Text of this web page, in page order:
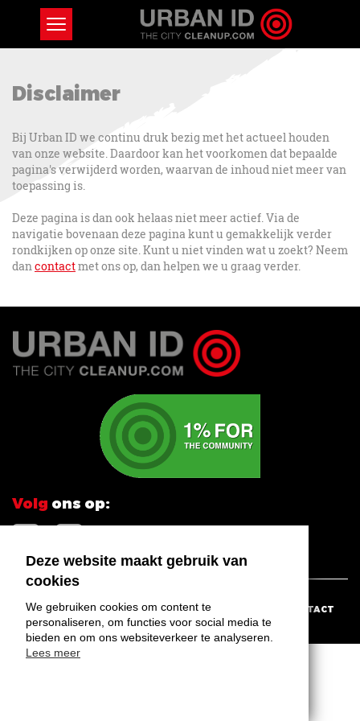
Deze website maakt gebruik van
cookies
We gebruiken cookies om content te
personaliseren, om functies voor social media te
bieden en om ons websiteverkeer te analyseren.
Lees meer
Disclaimer
Bij Urban ID we continu druk bezig met het actueel houden
van onze website. Daardoor kan het voorkomen dat bepaalde
pagina's verwijderd worden, waarvan de inhoud niet meer van
toepassing is.
Deze pagina is dan ook helaas niet meer actief. Via de
navigatie bovenaan deze pagina kunt u gemakkelijk verder
rondkijken op onze site. Kunt u niet vinden wat u zoekt? Neem
dancontactmet ons op, dan helpen we u graag verder.
Volg ons op:
HOME NIEUWS CONTACT